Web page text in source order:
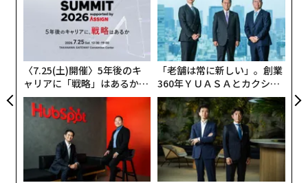
〈7.25(土)開催〉5年後のキ
ャリアに「戦略」はあるか。
トップエグゼクティブのキャ
リアに触れる1日│CAREER S
UMMIT 2026
「老舗は常に新しい」。創業
360年ＹＵＡＳＡとカクシン
CEO田尻望が語る、AIを超え
る人の価値